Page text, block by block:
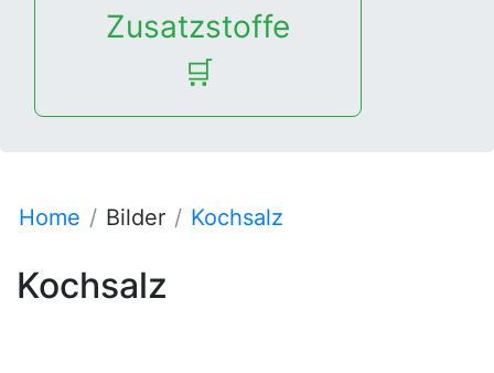
Zusatzstoffe
🛒
Home Bilder Kochsalz
Kochsalz